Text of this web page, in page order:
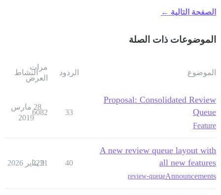
الصفحة التالية ←
الموضوعات ذات الصلة
الموضوع الردود
مرات
العرض
النشاط
Proposal: Consolidated Review
Queue
Feature
33
6082
28 مارس
2019
A new review queue layout with
all new features
Announcements
review-queue
40
2221
9 يناير 2026